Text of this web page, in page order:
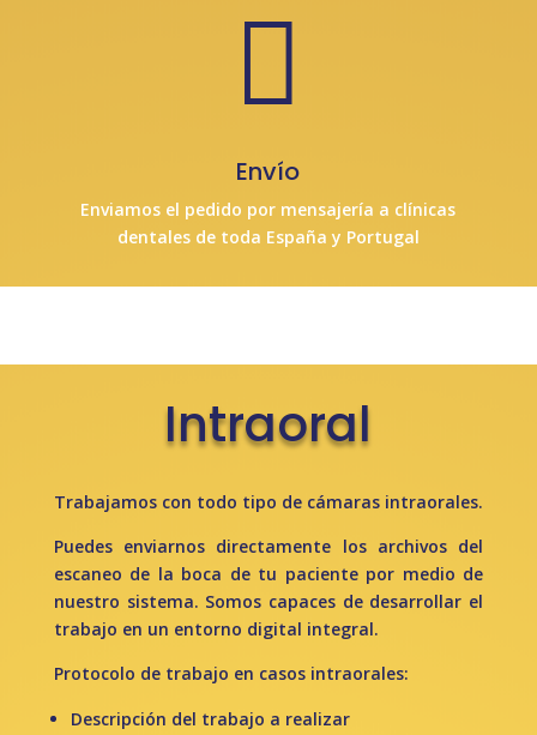

Envío
Enviamos el pedido por mensajería a clínicas
dentales de toda España y Portugal
Intraoral
Trabajamos con todo tipo de cámaras intraorales.
Puedes enviarnos directamente los archivos del
escaneo de la boca de tu paciente por medio de
nuestro sistema. Somos capaces de desarrollar el
trabajo en un entorno digital integral.
Protocolo de trabajo en casos intraorales:
Descripción del trabajo a realizar